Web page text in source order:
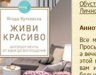
Все
а
этой
вам